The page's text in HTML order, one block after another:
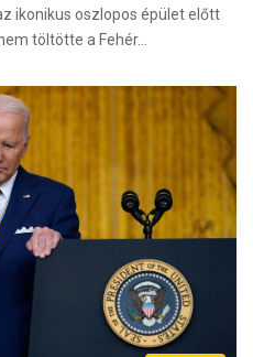
ikonikus oszlopos épület előtt
töltötte a Fehér…